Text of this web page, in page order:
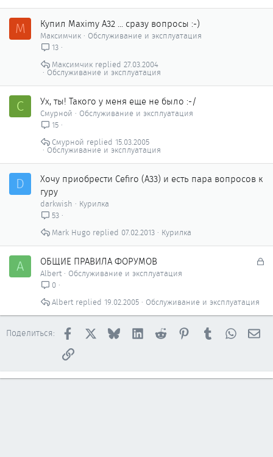
М Купил Maximу A32 ... сразу вопросы :-)
Максимчик
Обслуживание и эксплуатация
13
Обслуживание и эксплуатация
27.03.2004
Максимчик
С Ух, ты! Такого у меня еще не было :-/
Смурной
Обслуживание и эксплуатация
15
Обслуживание и эксплуатация
15.03.2005
Смурной
D
Хочу приобрести Cefiro (A33) и есть пара вопросов к
гуру
darkwish
Курилка
53
Курилка
07.02.2013
Mark Hugo
A
З
т
ОБЩИЕ ПРАВИЛА ФОРУМОВ
Albert
Обслуживание и эксплуатация
0
Обслуживание и эксплуатация
19.02.2005
Albert
Поделиться: Facebook BlueskyLinkedInReddit PinterestTumblr
Ссылка